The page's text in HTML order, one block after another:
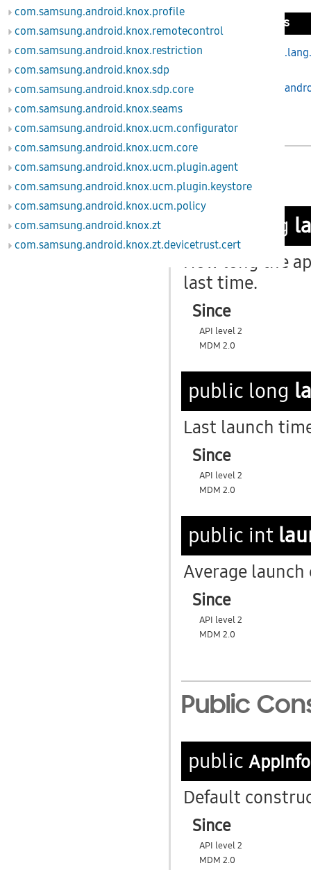
com.samsung.android.knox.profile
com.samsung.android.knox.remotecontrol
com.samsung.android.knox.restriction
com.samsung.android.knox.sdp
com.samsung.android.knox.sdp.core
com.samsung.android.knox.seams
com.samsung.android.knox.ucm.configurator
com.samsung.android.knox.ucm.core
com.samsung.android.knox.ucm.plugin.agent
com.samsung.android.knox.ucm.plugin.keystore
com.samsung.android.knox.ucm.policy
com.samsung.android.knox.zt
com.samsung.android.knox.zt.devicetrust.cert
Inherited Methods
Fields
public long
How long the
last time.
Since
API level 2
MDM 2.0
public long
Last launch
Since
API level 2
MDM 2.0
public int
Average
Since
API level 2
MDM 2.0
Public
public
Default
Since
API level 2
MDM 2.0